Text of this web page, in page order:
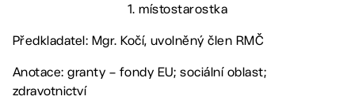
1. místostarostka
Předkladatel: Mgr. Kočí, uvolněný člen RMČ
Anotace: granty – fondy EU; sociální oblast;
zdravotnictví